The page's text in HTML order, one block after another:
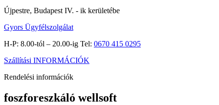
Újpestre, Budapest IV. - ik kerületébe
Gyors Ügyfélszolgálat
H-P: 8.00-tól – 20.00-ig Tel: 0670 415 0295
Szállítási INFORMÁCIÓK
Rendelési információk
foszforeszkáló wellsoft